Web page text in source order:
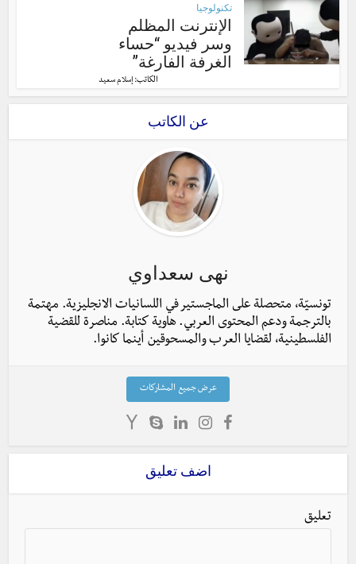
تكنولوجيا
الإنترنت المظلم
وسر فيديو “حساء
الغرفة الفارغة”
الكاتب: إسلام سعيد
عن الكاتب
نهى سعداوي
تونسيّة، متحصلة على الماجستير في اللسانيات الانجليزية. مهتمة
بالترجمة ودعم المحتوى العربي. هاوية كتابة. مناصرة للقضية
الفلسطينية، لقضايا العرب والمسحوقين أينما كانوا.
عرض جميع المشاركات
اضف تعليق
تعليق